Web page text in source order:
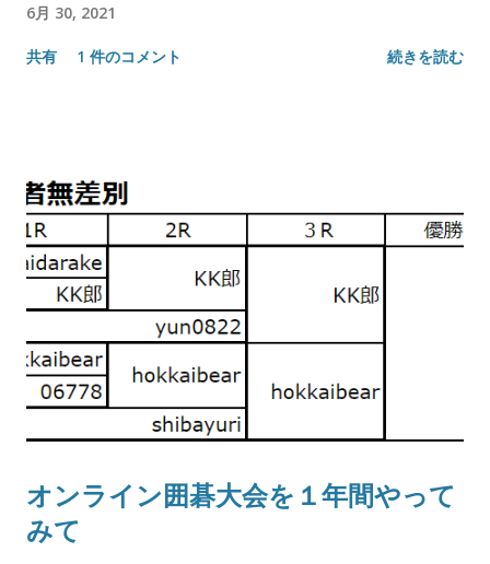
6月 30, 2021
共有 1 件のコメント 続きを読む
オンライン囲碁大会を１年間やって
みて